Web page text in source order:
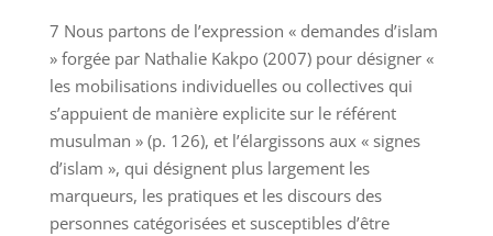
7 Nous partons de l’expression « demandes d’islam
» forgée par Nathalie Kakpo (2007) pour désigner «
les mobilisations individuelles ou collectives qui
s’appuient de manière explicite sur le référent
musulman » (p. 126), et l’élargissons aux « signes
d’islam », qui désignent plus largement les
marqueurs, les pratiques et les discours des
personnes catégorisées et susceptibles d’être